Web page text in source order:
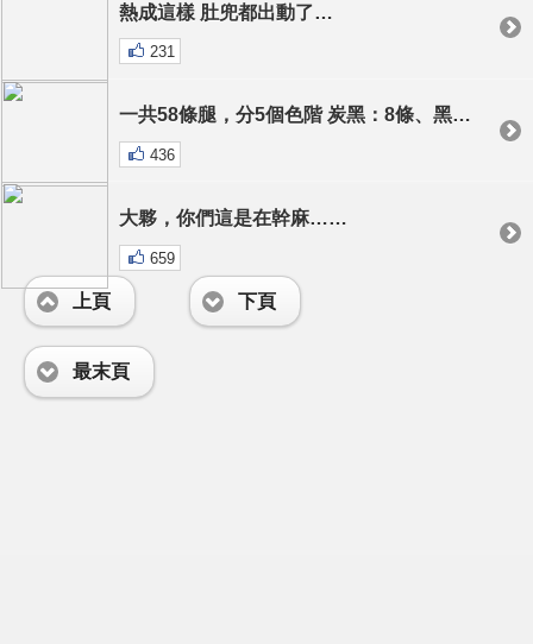
熱成這樣 肚兜都出動了…
231
一共58條腿，分5個色階 炭黑：8條、黑︰12條、黃︰20條、白︰12條、極白︰6條！
436
大夥，你們這是在幹麻……
659
上頁 下頁
最末頁